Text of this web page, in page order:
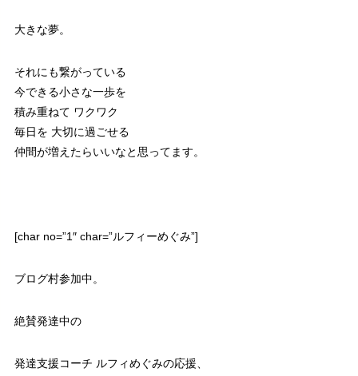
大きな夢。
それにも繋がっている
今できる小さな一歩を
積み重ねて ワクワク
毎日を 大切に過ごせる
仲間が増えたらいいなと思ってます。
[char no=”1″ char=”ルフィーめぐみ”]
ブログ村参加中。
絶賛発達中の
発達支援コーチ ルフィめぐみの応援、